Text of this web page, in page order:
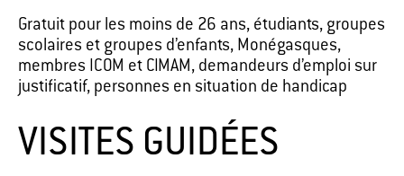
Gratuit pour les moins de 26 ans, étudiants, groupes
scolaires et groupes d’enfants, Monégasques,
membres ICOM et CIMAM, demandeurs d’emploi sur
justificatif, personnes en situation de handicap
VISITES GUIDÉES